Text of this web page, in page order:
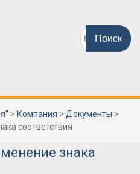
Поиск
по:
> Компания > Документы >
соответствия
знака